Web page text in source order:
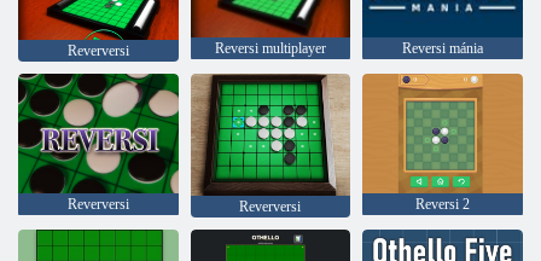
Reverversi Reversi multiplayer Reversi mánia
Reverversi Reverversi Reversi 2